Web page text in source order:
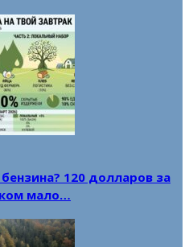
120 долларов за
мало…